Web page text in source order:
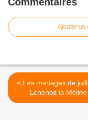
Ajouter un
< Les mariages de juillet à
Echenoz la Méline